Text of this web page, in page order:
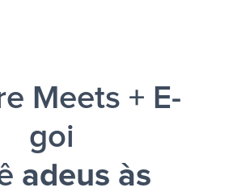
Meets + E-
goi
adeus às